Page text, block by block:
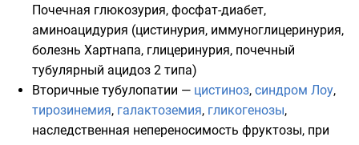
Почечная глюкозурия, фосфат-диабет,
аминоацидурия (цистинурия, иммуноглицеринурия,
болезнь Хартнапа, глицеринурия, почечный
тубулярный ацидоз 2 типа)
Вторичные тубулопатии — цистиноз, синдром Лоу,
тирозинемия, галактоземия, гликогенозы,
наследственная непереносимость фруктозы, при